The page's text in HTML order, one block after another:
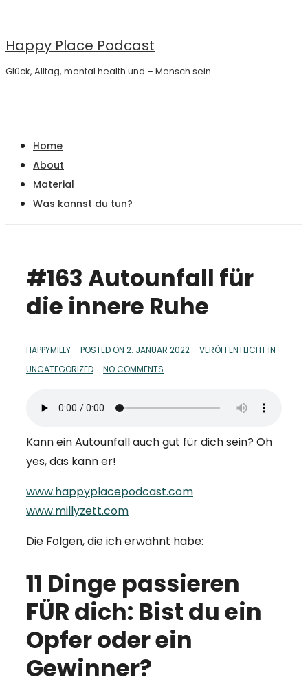
Inhalt
Happy Place Podcast
Glück, Alltag, mental health und – Mensch sein
Navigation
Home
About
Material
Was kannst du tun?
#163 Autounfall für
die innere Ruhe
HAPPYMILLY POSTED ON 2. JANUAR 2022
VERÖFFENTLICHT IN
UNCATEGORIZED
NO COMMENTS
Kann ein Autounfall auch gut für dich sein? Oh
yes, das kann er!
www.happyplacepodcast.com
www.millyzett.com
Die Folgen, die ich erwähnt habe:
11 Dinge passieren
FÜR dich: Bist du ein
Opfer oder ein
Gewinner?